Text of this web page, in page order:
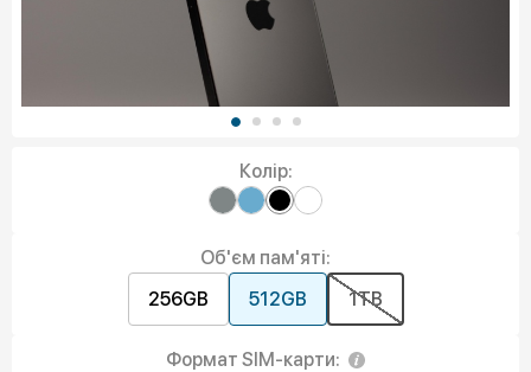
Колір:
Об'єм пам'яті:
256GB
512GB 1TB
Формат SIM-карти: